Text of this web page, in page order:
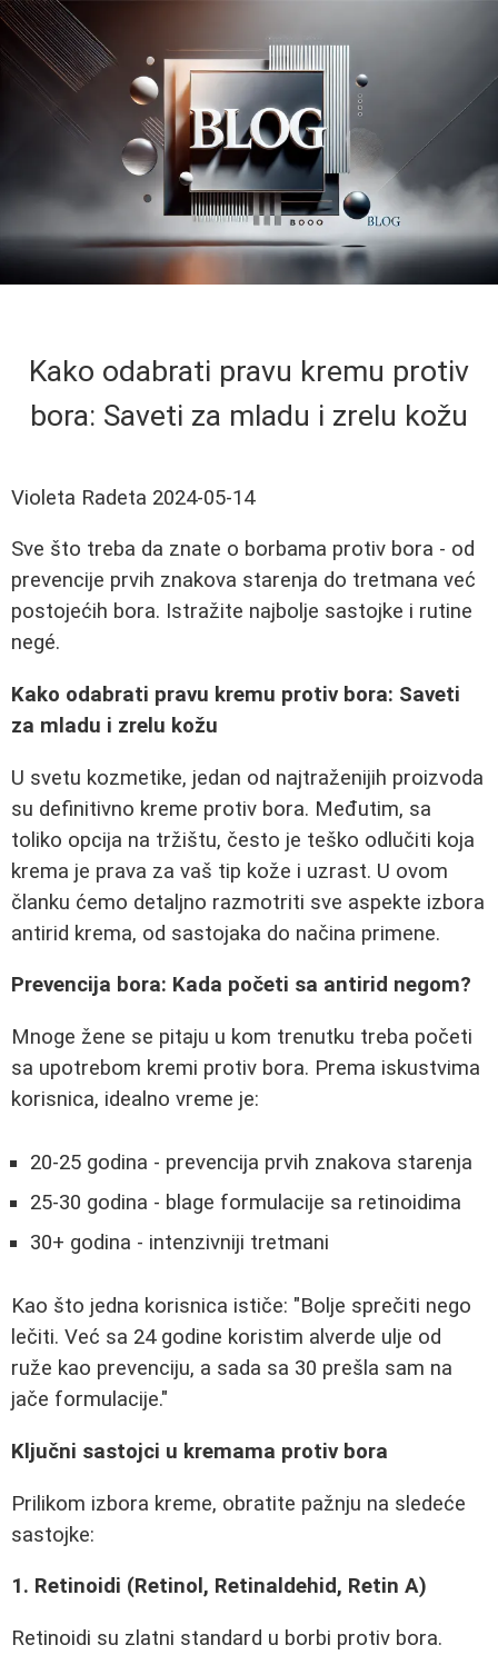
Kako odabrati pravu kremu protiv
bora: Saveti za mladu i zrelu kožu
Violeta Radeta 2024-05-14
Sve što treba da znate o borbama protiv bora - od
prevencije prvih znakova starenja do tretmana već
postojećih bora. Istražite najbolje sastojke i rutine
negé.
Kako odabrati pravu kremu protiv bora: Saveti
za mladu i zrelu kožu
U svetu kozmetike, jedan od najtraženijih proizvoda
su definitivno kreme protiv bora. Međutim, sa
toliko opcija na tržištu, često je teško odlučiti koja
krema je prava za vaš tip kože i uzrast. U ovom
članku ćemo detaljno razmotriti sve aspekte izbora
antirid krema, od sastojaka do načina primene.
Prevencija bora: Kada početi sa antirid negom?
Mnoge žene se pitaju u kom trenutku treba početi
sa upotrebom kremi protiv bora. Prema iskustvima
korisnica, idealno vreme je:
20-25 godina - prevencija prvih znakova starenja
25-30 godina - blage formulacije sa retinoidima
30+ godina - intenzivniji tretmani
Kao što jedna korisnica ističe: "Bolje sprečiti nego
lečiti. Već sa 24 godine koristim alverde ulje od
ruže kao prevenciju, a sada sa 30 prešla sam na
jače formulacije."
Ključni sastojci u kremama protiv bora
Prilikom izbora kreme, obratite pažnju na sledeće
sastojke:
1. Retinoidi (Retinol, Retinaldehid, Retin A)
Retinoidi su zlatni standard u borbi protiv bora.